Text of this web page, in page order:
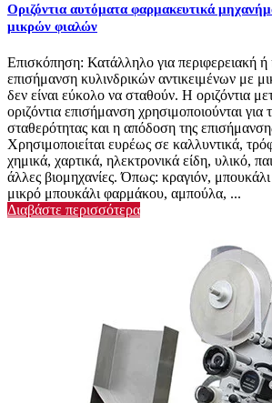
Οριζόντια αυτόματα φαρμακευτικά
μικρών φιαλών
Επισκόπηση: Κατάλληλο για περιφερειακή ή
επισήμανση κυλινδρικών αντικειμένων με
δεν είναι εύκολο να σταθούν. Η οριζόντια
οριζόντια επισήμανση χρησιμοποιούνται για
σταθερότητας και η απόδοση της
Χρησιμοποιείται ευρέως σε καλλυντικά,
χημικά, χαρτικά, ηλεκτρονικά είδη, υλικό,
άλλες βιομηχανίες. Όπως: κραγιόν,
μικρό μπουκάλι φαρμάκου, αμπούλα, ...
Διαβάστε περισσότερα